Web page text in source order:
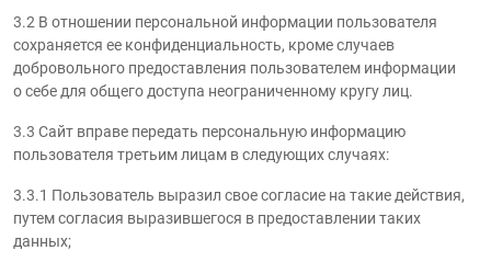
3.2 В отношении персональной информации пользователя
сохраняется ее конфиденциальность, кроме случаев
добровольного предоставления пользователем информации
о себе для общего доступа неограниченному кругу лиц.
3.3 Сайт вправе передать персональную информацию
пользователя третьим лицам в следующих случаях:
3.3.1 Пользователь выразил свое согласие на такие действия,
путем согласия выразившегося в предоставлении таких
данных;